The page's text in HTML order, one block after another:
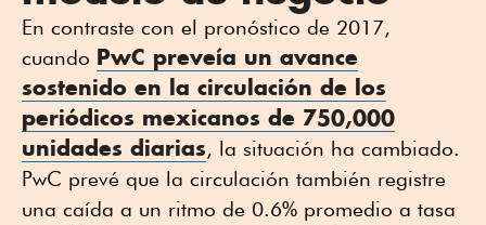
En contraste con el pronóstico de 2017,
cuando PwC preveía un avance
sostenido en la circulación de los
periódicos mexicanos de 750,000
unidades diarias, la situación ha cambiado.
PwC prevé que la circulación también registre
una caída a un ritmo de 0.6% promedio a tasa